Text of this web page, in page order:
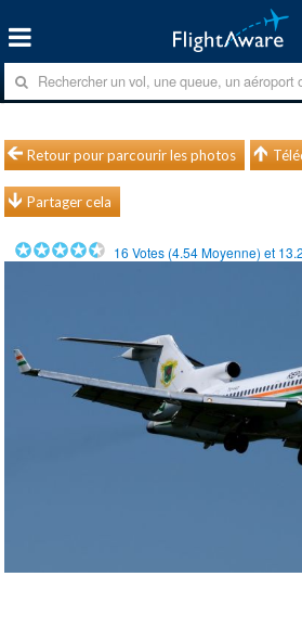
Retour pour parcourir les photos
Partager cela
16 Votes (4.54Moyenne) et